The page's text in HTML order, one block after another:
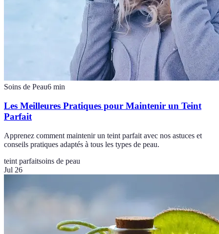
Soins de Peau6 min
Les Meilleures Pratiques pour Maintenir un Teint
Parfait
Apprenez comment maintenir un teint parfait avec nos astuces et
conseils pratiques adaptés à tous les types de peau.
teint parfaitsoins de peau
Jul 26